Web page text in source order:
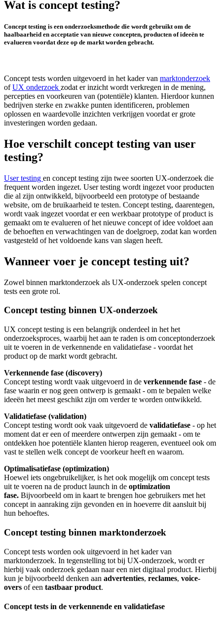
Wat is concept testing?
Concept testing is een onderzoeksmethode die wordt gebruikt om de
haalbaarheid en acceptatie van nieuwe concepten, producten of ideeën te
evalueren voordat deze op de markt worden gebracht.
Concept tests worden uitgevoerd in het kader van marktonderzoek
ofUX onderzoek zodat er inzicht wordt verkregen in de mening,
percepties en voorkeuren van (potentiële) klanten. Hierdoor kunnen
bedrijven sterke en zwakke punten identificeren, problemen
oplossen en waardevolle inzichten verkrijgen voordat er grote
investeringen worden gedaan.
Hoe verschilt concept testing van user
testing?
User testing en concept testing zijn twee soorten UX-onderzoek die
frequent worden ingezet. User testing wordt ingezet voor producten
die al zijn ontwikkeld, bijvoorbeeld een prototype of bestaande
website, om de bruikaarheid te testen. Concept testing, daarentegen,
wordt vaak ingezet voordat er een werkbaar prototype of product is
gemaakt om te evalueren of het nieuwe concept of idee voldoet aan
de behoeften en verwachtingen van de doelgroep, zodat kan worden
vastgesteld of het voldoende kans van slagen heeft.
Wanneer voer je concept testing uit?
Zowel binnen marktonderzoek als UX-onderzoek spelen concept
tests een grote rol.
Concept testing binnen UX-onderzoek
UX concept testing is een belangrijk onderdeel in het het
onderzoeksproces, waarbij het aan te raden is om conceptonderzoek
uit te voeren in de verkennende en validatiefase - voordat het
product op de markt wordt gebracht.
Verkennende fase (discovery)
Concept testing wordt vaak uitgevoerd in de verkennende fase - de
fase waarin er nog geen ontwerp is gemaakt - om te bepalen welke
ideeën het meest geschikt zijn om verder te worden ontwikkeld.
Validatiefase (validation)
Concept testing wordt ook vaak uitgevoerd de validatiefase - op het
moment dat er een of meerdere ontwerpen zijn gemaakt - om te
ontdekken hoe potentiële klanten hierop reageren, eventueel ook om
vast te stellen welk concept de voorkeur heeft en waarom.
Optimalisatiefase (optimization)
Hoewel iets ongebruikelijker, is het ook mogelijk om concept tests
uit te voeren na de product launch in de optimization
fase. Bijvoorbeeld om in kaart te brengen hoe gebruikers met het
concept in aanraking zijn gevonden en in hoeverre dit aansluit bij
hun behoeftes.
Concept testing binnen marktonderzoek
Concept tests worden ook uitgevoerd in het kader van
marktonderzoek. In tegenstelling tot bij UX-onderzoek, wordt er
hierbij vaak onderzoek gedaan naar een niet digitaal product. Hierbij
kun je bijvoorbeeld denken aan advertenties, reclames, voice-
overs of een tastbaar product.
Concept tests in de verkennende en validatiefase